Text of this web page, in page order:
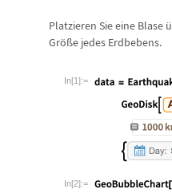
Platzieren Sie eine Blase ü
Größe jedes Erdbebens.
In[1]:=
In[2]:=